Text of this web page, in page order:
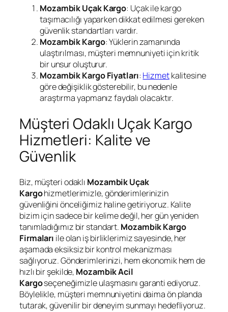
Mozambik Uçak Kargo: Uçak ile kargo
taşımacılığı yaparken dikkat edilmesi gereken
güvenlik standartları vardır.
Mozambik Kargo: Yüklerin zamanında
ulaştırılması, müşteri memnuniyeti için kritik
bir unsur oluşturur.
Mozambik Kargo Fiyatları: Hizmetkalitesine
göre değişiklik gösterebilir, bu nedenle
araştırma yapmanız faydalı olacaktır.
Müşteri Odaklı Uçak Kargo
Hizmetleri: Kalite ve
Güvenlik
Biz, müşteri odaklı Mozambik Uçak
Kargohizmetlerimizle, gönderimlerinizin
güvenliğini önceliğimiz haline getiriyoruz. Kalite
bizim için sadece bir kelime değil, her gün yeniden
tanımladığımız bir standart. Mozambik Kargo
Firmaları ile olan iş birliklerimiz sayesinde, her
aşamada eksiksiz bir kontrol mekanizması
sağlıyoruz. Gönderimlerinizi, hem ekonomik hem de
hızlı bir şekilde, Mozambik Acil
Kargoseçeneğimizle ulaşmasını garanti ediyoruz.
Böylelikle, müşteri memnuniyetini daima ön planda
tutarak, güvenilir bir deneyim sunmayı hedefliyoruz.